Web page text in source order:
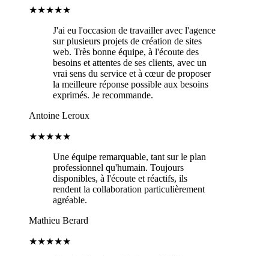
★★★★★
J'ai eu l'occasion de travailler avec l'agence
sur plusieurs projets de création de sites
web. Très bonne équipe, à l'écoute des
besoins et attentes de ses clients, avec un
vrai sens du service et à cœur de proposer
la meilleure réponse possible aux besoins
exprimés. Je recommande.
Antoine Leroux
★★★★★
Une équipe remarquable, tant sur le plan
professionnel qu'humain. Toujours
disponibles, à l'écoute et réactifs, ils
rendent la collaboration particulièrement
agréable.
Mathieu Berard
★★★★★